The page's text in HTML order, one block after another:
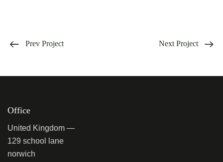
Prev Project Next Project
Office
United Kingdom —
129 school lane
norwich